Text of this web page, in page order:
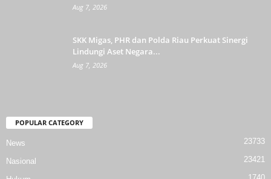
Aug 7, 2026
SKK Migas, PHR dan Polda Riau Perkuat Sinergi
Lindungi Aset Negara...
Aug 7, 2026
POPULAR CATEGORY
News 23733
Nasional 23421